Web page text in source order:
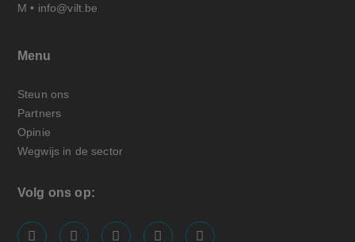
M • info@vilt.be
Menu
Steun ons
Partners
Opinie
Wegwijs in de sector
Volg ons op: